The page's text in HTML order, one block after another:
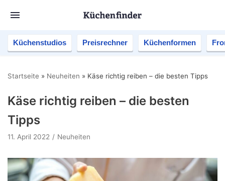
Küchenstudios Preisrechner Küchenformen
Startseite » Neuheiten » Käse richtig reiben – die besten Tipps
Käse richtig reiben – die besten
Tipps
11. April 2022 Neuheiten